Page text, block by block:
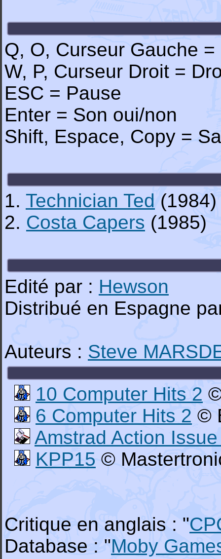
Q, O, Curseur Gauche =
W, P, Curseur Droit =
ESC = Pause
Enter = Son oui/non
Shift, Espace, Copy =
1. Technician Ted (1984)
2. Costa Capers (1985)
Edité par : Hewson
Distribué en Espagne
Auteurs : Steve
10 Computer Hits 2
6 Computer Hits 2 ©
Amstrad Action
KPP15 ©
Critique en anglais : "
Database : "Moby